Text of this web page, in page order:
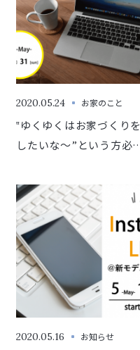
2020.05.24 お家のこと
‟ゆくゆくはお家づくりを
したいな～”という方必
2020.05.16 お知らせ